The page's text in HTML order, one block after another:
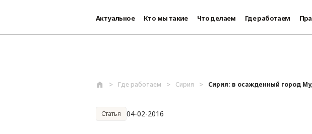
Актуальное Кто мы такие Что делаем Где работаем
Где работаем Сирия Сирия: в осажденный город
Статья 04-02-2016